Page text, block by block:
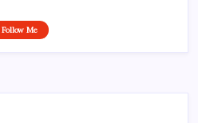
Follow Me